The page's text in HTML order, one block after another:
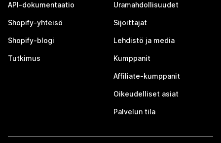
API-dokumentaatio
Shopify-yhteisö
Shopify-blogi
Tutkimus
Uramahdollisuudet
Sijoittajat
Lehdistö ja media
Kumppanit
Affiliate-kumppanit
Oikeudelliset asiat
Palvelun tila